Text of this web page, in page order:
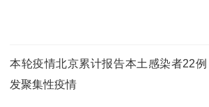
本轮疫情北京累计报告本土感染者22例
发聚集性疫情